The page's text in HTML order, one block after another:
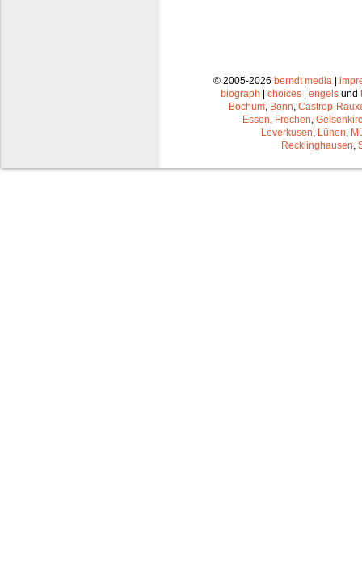
© 2005-2026 berndt media |
biograph | choices | engels und
Bochum Bonn Castrop-
Essen Frechen
Leverkusen Lünen
Recklinghausen